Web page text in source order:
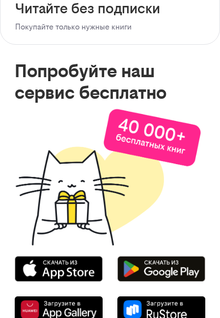
Читайте без подписки
Покупайте только нужные книги
Попробуйте наш
сервис бесплатно